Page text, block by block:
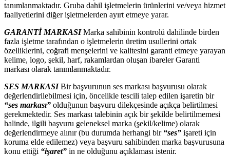
tanımlanmaktadır. Gruba dahil işletmelerin ürünlerini ve/veya hizmet
faaliyetlerini diğer işletmelerden ayırt etmeye yarar.
GARANTİ MARKASIMarka sahibinin kontrolü dahilinde birden
fazla işletme tarafından o işletmelerin üretim usullerini ortak
özelliklerini, coğrafi menşelerini ve kalitesini garanti etmeye yarayan
kelime, logo, şekil, harf, rakamlardan oluşan ibareler Garanti
markası olarak tanımlanmaktadır.
SES MARKASIBir başvurunun ses markası başvurusu olarak
değerlendirilebilmesi için, öncelikle tescili talep edilen işaretin bir
“ses markası” olduğunun başvuru dilekçesinde açıkça belirtilmesi
gerekmektedir. Ses markası talebinin açık bir şekilde belirtilmemesi
halinde, ilgili başvuru geleneksel marka (şekil/kelime) olarak
değerlendirmeye alınır (bu durumda herhangi bir “ses” işareti için
koruma elde edilemez) veya başvuru sahibinden marka başvurusuna
konu ettiği “işaret” in ne olduğunu açıklaması istenir.